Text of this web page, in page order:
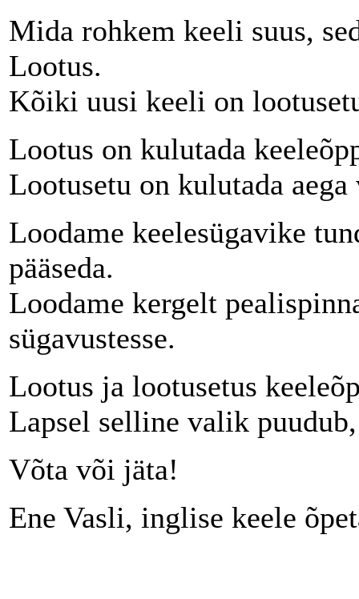
Mida rohkem keeli suus,
Lootus.
Kõiki uusi keeli on
Lootus on kulutada
Lootusetu on kulutada
Loodame keelesügavike
pääseda.
Loodame kergelt
sügavustesse.
Lootus ja lootusetus
Lapsel selline valik
Võta või jäta!
Ene Vasli, inglise keele